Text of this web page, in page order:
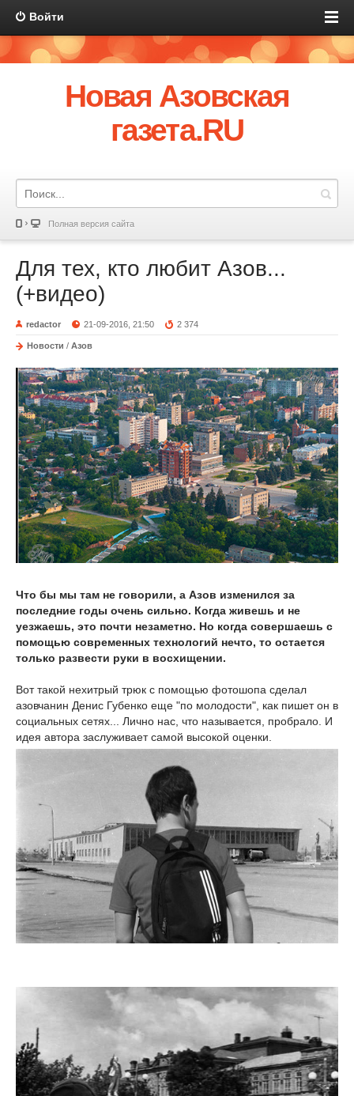
Войти
Новая Азовская
газета.RU
Полная версия сайта
Для тех, кто любит Азов...
(+видео)
redactor 21-09-2016, 21:50 2 374
Новости / Азов
Что бы мы там не говорили, а Азов изменился за
последние годы очень сильно. Когда живешь и не
уезжаешь, это почти незаметно. Но когда совершаешь с
помощью современных технологий нечто, то остается
только развести руки в восхищении.
Вот такой нехитрый трюк с помощью фотошопа сделал
азовчанин Денис Губенко еще "по молодости", как пишет он в
социальных сетях... Лично нас, что называется, пробрало. И
идея автора заслуживает самой высокой оценки.